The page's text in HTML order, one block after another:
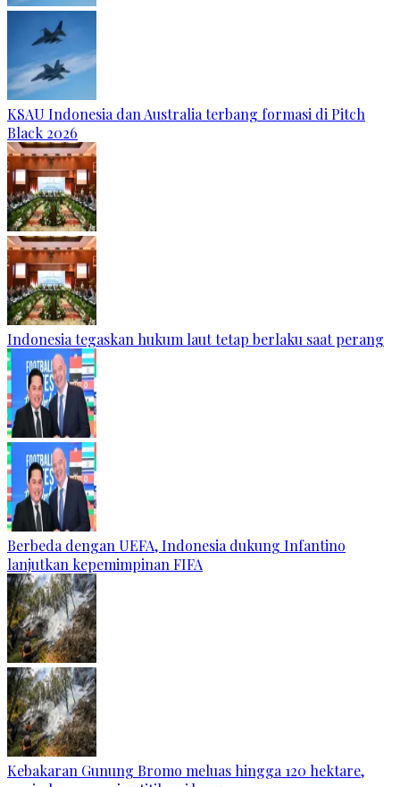
KSAU Indonesia dan Australia terbang formasi di Pitch
Black 2026
Indonesia tegaskan hukum laut tetap berlaku saat perang
Berbeda dengan UEFA, Indonesia dukung Infantino
lanjutkan kepemimpinan FIFA
Kebakaran Gunung Bromo meluas hingga 120 hektare,